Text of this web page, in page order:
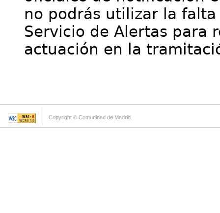
no podrás utilizar la
Servicio de Alertas para
actuación en la
Copyright © Comunidad de Madrid.